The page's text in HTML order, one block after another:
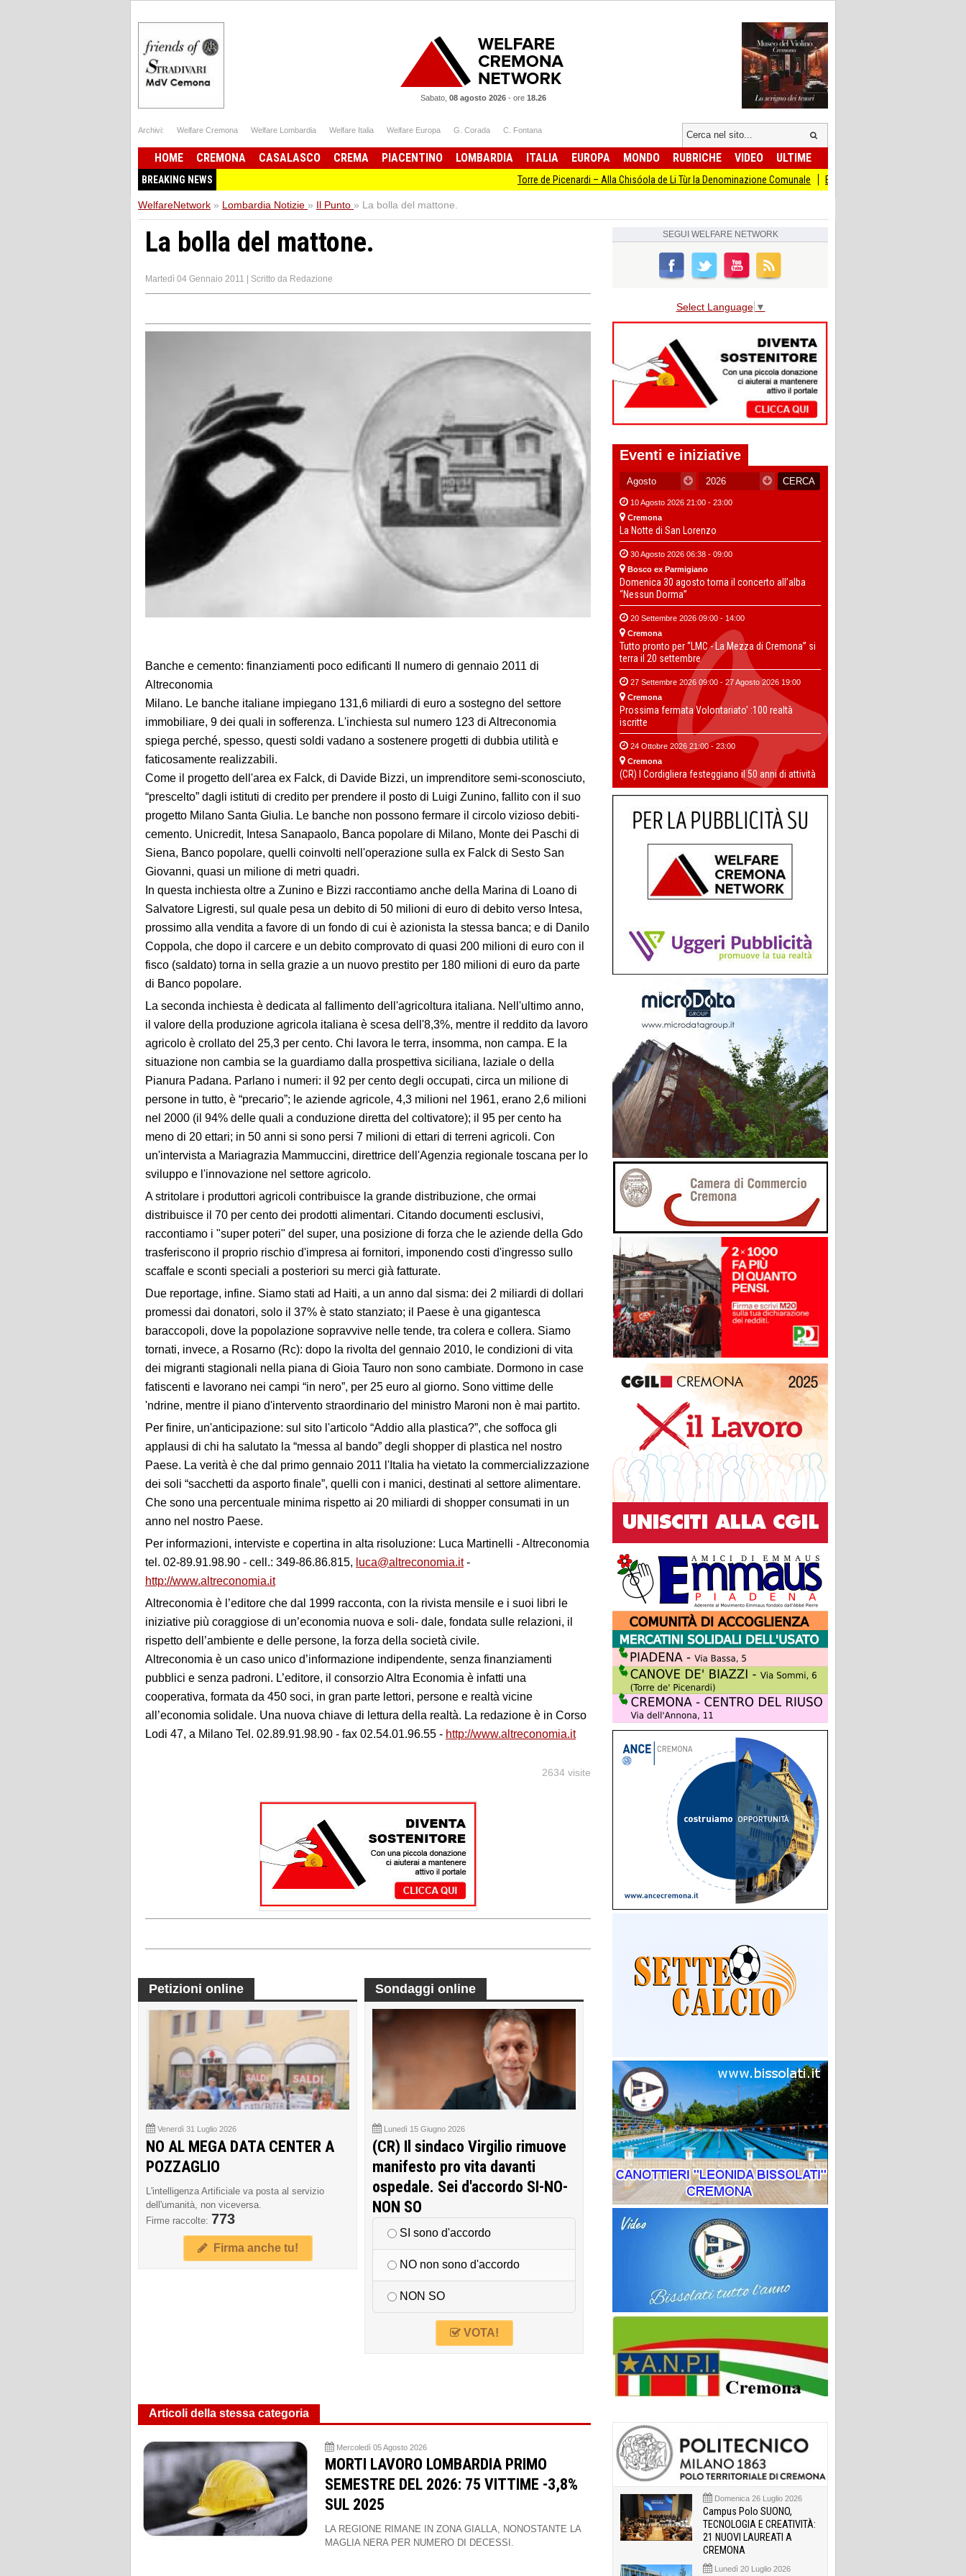
Sabato, 08 agosto 2026- ore 18.26
Archivi: Welfare Cremona Welfare Lombardia Welfare Italia Welfare Europa G. Corada C. Fontana
HOME CREMONA CASALASCO CREMA PIACENTINO LOMBARDIA ITALIA EUROPA MONDO RUBRICHE VIDEO ULTIME
BREAKING NEWS Torre de Picenardi – Alla Chisóola de Li Tùr la Denominazione Comunale Ex Ilva, Schlein e delegazione Pd incontrano
WelfareNetwork » Lombardia Notizie » Il Punto » La bolla del mattone.
La bolla del mattone.
Martedì 04 Gennaio 2011 | Scritto da Redazione
Banche e cemento: finanziamenti poco edificanti Il numero di gennaio 2011 di
Altreconomia
Milano. Le banche italiane impiegano 131,6 miliardi di euro a sostegno del settore
immobiliare, 9 dei quali in sofferenza. L'inchiesta sul numero 123 di Altreconomia
spiega perché, spesso, questi soldi vadano a sostenere progetti di dubbia utilità e
faticosamente realizzabili.
Come il progetto dell'area ex Falck, di Davide Bizzi, un imprenditore semi-sconosciuto,
“prescelto” dagli istituti di credito per prendere il posto di Luigi Zunino, fallito con il suo
progetto Milano Santa Giulia. Le banche non possono fermare il circolo vizioso debiti-
cemento. Unicredit, Intesa Sanapaolo, Banca popolare di Milano, Monte dei Paschi di
Siena, Banco popolare, quelli coinvolti nell'operazione sulla ex Falck di Sesto San
Giovanni, quasi un milione di metri quadri.
In questa inchiesta oltre a Zunino e Bizzi raccontiamo anche della Marina di Loano di
Salvatore Ligresti, sul quale pesa un debito di 50 milioni di euro di debito verso Intesa,
prossimo alla vendita a favore di un fondo di cui è azionista la stessa banca; e di Danilo
Coppola, che dopo il carcere e un debito comprovato di quasi 200 milioni di euro con il
fisco (saldato) torna in sella grazie a un nuovo prestito per 180 milioni di euro da parte
di Banco popolare.
La seconda inchiesta è dedicata al fallimento dell'agricoltura italiana. Nell'ultimo anno,
il valore della produzione agricola italiana è scesa dell'8,3%, mentre il reddito da lavoro
agricolo è crollato del 25,3 per cento. Chi lavora le terra, insomma, non campa. E la
situazione non cambia se la guardiamo dalla prospettiva siciliana, laziale o della
Pianura Padana. Parlano i numeri: il 92 per cento degli occupati, circa un milione di
persone in tutto, è “precario”; le aziende agricole, 4,3 milioni nel 1961, erano 2,6 milioni
nel 2000 (il 94% delle quali a conduzione diretta del coltivatore); il 95 per cento ha
meno di 20 ettari; in 50 anni si sono persi 7 milioni di ettari di terreni agricoli. Con
un'intervista a Mariagrazia Mammuccini, direttrice dell'Agenzia regionale toscana per lo
sviluppo e l'innovazione nel settore agricolo.
A stritolare i produttori agricoli contribuisce la grande distribuzione, che ormai
distribuisce il 70 per cento dei prodotti alimentari. Citando documenti esclusivi,
raccontiamo i "super poteri" del super, una posizione di forza che le aziende della Gdo
trasferiscono il proprio rischio d'impresa ai fornitori, imponendo costi d'ingresso sullo
scaffale e sconti speciali a posteriori su merci già fatturate.
Due reportage, infine. Siamo stati ad Haiti, a un anno dal sisma: dei 2 miliardi di dollari
promessi dai donatori, solo il 37% è stato stanziato; il Paese è una gigantesca
baraccopoli, dove la popolazione sopravvive nelle tende, tra colera e collera. Siamo
tornati, invece, a Rosarno (Rc): dopo la rivolta del gennaio 2010, le condizioni di vita
dei migranti stagionali nella piana di Gioia Tauro non sono cambiate. Dormono in case
fatiscenti e lavorano nei campi “in nero”, per 25 euro al giorno. Sono vittime delle
'ndrine, mentre il piano d'intervento straordinario del ministro Maroni non è mai partito.
Per finire, un'anticipazione: sul sito l'articolo “Addio alla plastica?”, che soffoca gli
applausi di chi ha salutato la “messa al bando” degli shopper di plastica nel nostro
Paese. La verità è che dal primo gennaio 2011 l'Italia ha vietato la commercializzazione
dei soli “sacchetti da asporto finale”, quelli con i manici, destinati al settore alimentare.
Che sono una percentuale minima rispetto ai 20 miliardi di shopper consumati in un
anno nel nostro Paese.
Per informazioni, interviste e copertina in alta risoluzione: Luca Martinelli - Altreconomia
tel. 02-89.91.98.90 - cell.: 349-86.86.815, luca@altreconomia.it-
http://www.altreconomia.it
Altreconomia è l’editore che dal 1999 racconta, con la rivista mensile e i suoi libri le
iniziative più coraggiose di un’economia nuova e soli- dale, fondata sulle relazioni, il
rispetto dell’ambiente e delle persone, la forza della società civile.
Altreconomia è un caso unico d’informazione indipendente, senza finanziamenti
pubblici e senza padroni. L’editore, il consorzio Altra Economia è infatti una
cooperativa, formata da 450 soci, in gran parte lettori, persone e realtà vicine
all’economia solidale. Una nuova chiave di lettura della realtà. La redazione è in Corso
Lodi 47, a Milano Tel. 02.89.91.98.90 - fax 02.54.01.96.55 - http://www.altreconomia.it
2634 visite
Petizioni online
Venerdì 31 Luglio 2026
NO AL MEGA DATA CENTER A
POZZAGLIO
L'intelligenza Artificiale va posta al servizio
dell'umanità, non viceversa.
Firme raccolte: 773
Firma anche tu!
Sondaggi online
Lunedì 15 Giugno 2026
(CR) Il sindaco Virgilio rimuove
manifesto pro vita davanti
ospedale. Sei d'accordo SI-NO-
NON SO
SI sono d'accordo
NO non sono d'accordo
NON SO
VOTA!
Articoli della stessa categoria
Mercoledì 05 Agosto 2026
MORTI LAVORO LOMBARDIA PRIMO
SEMESTRE DEL 2026: 75 VITTIME -3,8%
SUL 2025
LA REGIONE RIMANE IN ZONA GIALLA, NONOSTANTE LA
MAGLIA NERA PER NUMERO DI DECESSI.
SEGUI WELFARE NETWORK
Select Language ▼
Eventi e iniziative
10 Agosto 2026 21:00 - 23:00
Cremona
La Notte di San Lorenzo
30 Agosto 2026 06:38 - 09:00
Bosco ex Parmigiano
Domenica 30 agosto torna il concerto all’alba
“Nessun Dorma”
20 Settembre 2026 09:00 - 14:00
Cremona
Tutto pronto per “LMC - La Mezza di Cremona” si
terra il 20 settembre
27 Settembre 2026 09:00 - 27 Agosto 2026 19:00
Cremona
Prossima fermata Volontariato' :100 realtà
iscritte
24 Ottobre 2026 21:00 - 23:00
Cremona
(CR) I Cordigliera festeggiano il 50 anni di attività
Domenica 26 Luglio 2026
Campus Polo SUONO,
TECNOLOGIA E CREATIVITÀ:
21 NUOVI LAUREATI A
CREMONA
Lunedì 20 Luglio 2026